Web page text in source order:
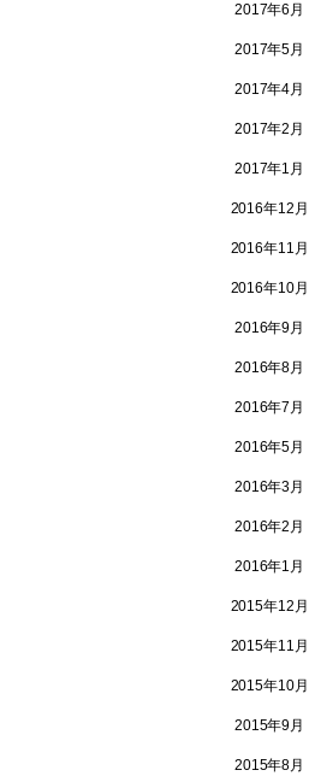
2017年6月
2017年5月
2017年4月
2017年2月
2017年1月
2016年12月
2016年11月
2016年10月
2016年9月
2016年8月
2016年7月
2016年5月
2016年3月
2016年2月
2016年1月
2015年12月
2015年11月
2015年10月
2015年9月
2015年8月